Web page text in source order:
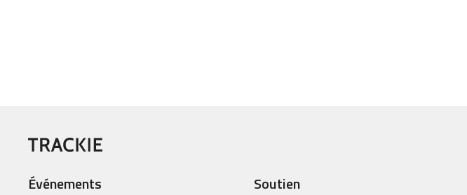
Événements Soutien